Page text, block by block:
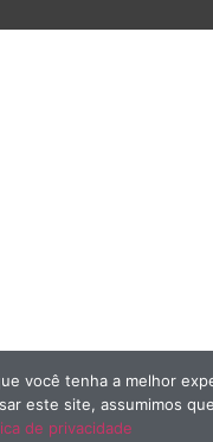
você tenha a melhor
este site, assumimos
de privacidade